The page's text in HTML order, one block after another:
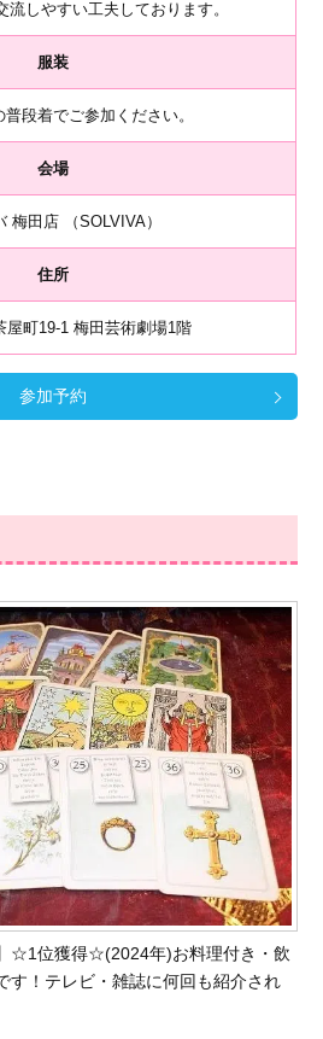
流しやすい工夫しております。
服装
段着でご参加ください。
会場
梅田店 （SOLVIVA）
住所
屋町19-1 梅田芸術劇場1階
参加予約
☆1位獲得☆(2024年)お料理付き・飲
す！テレビ・雑誌に何回も紹介され